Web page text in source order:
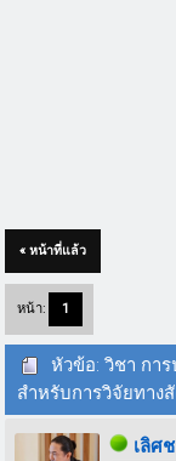
« หน้าที่แล้ว
หน้า: 1
หัวข้อ: วิชา กา
สำหรับการวิจัยทาง
เลิศ